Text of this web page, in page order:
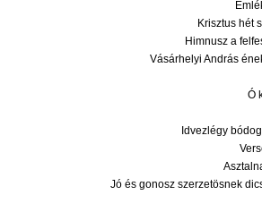
Krisztus hét
Himnusz a
Vásárhelyi András
Ó
Idvezlégy
Jó és gonosz szerzetösnek